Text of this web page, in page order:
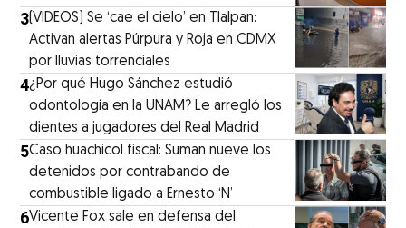
3 (VIDEOS) Se ‘cae el cielo’ en Tlalpan:
Activan alertas Púrpura y Roja en CDMX
por lluvias torrenciales
4¿Por qué Hugo Sánchez estudió
odontología en la UNAM? Le arregló los
dientes a jugadores del Real Madrid
5Caso huachicol fiscal: Suman nueve los
detenidos por contrabando de
combustible ligado a Ernesto ‘N’
6Vicente Fox sale en defensa del